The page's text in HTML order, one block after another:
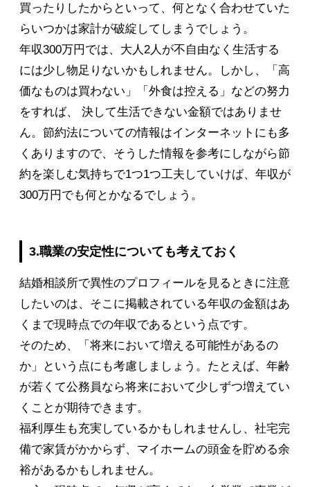
買ったりしたからといって、何となく合わせていた
らいつかは家計が破綻してしまうでしょう。
年収300万円では、大人2人が不自由なく生活する
には少し物足りないかもしれません。しかし、「高
価なものは買わない」「外食は控える」などの努力
をすれば、 決して生活できない金額ではありませ
ん。節約法についての情報はインターネットにも多
くありますので、そうした情報を参考にしながら節
約を楽しむ気持ちで1つ1つ工夫していけば、年収が
300万円でも何とかなるでしょう。
3.職業の安定性についても考えておく
結婚相談所で異性のプロフィールを見るときに注意
したいのは、そこに掲載されている年収の金額はあ
くまで現時点での年収であるという点です。
そのため、「将来において増える可能性があるの
か」という点にも考慮しましょう。たとえば、年齢
が若くて公務員なら将来において少しずつ増えてい
くことが期待できます。
福利厚生も充実しているかもしれませんし、社宅完
備で家賃がかからず、マイホームの頭金を貯める余
裕があるかもしれません。